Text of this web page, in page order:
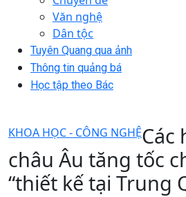
Văn nghệ
Dân tộc
Tuyên Quang qua ảnh
Thông tin quảng bá
Học tập theo Bác
KHOA HỌC - CÔNG NGHỆCác
châu Âu tăng tốc
“thiết kế tại Trung